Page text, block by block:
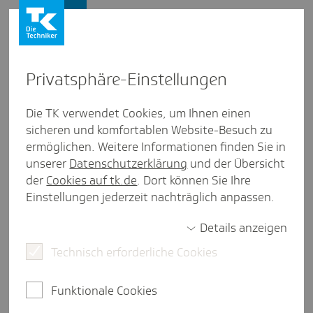
Wann Beschäf­tigte in die
gesetz­liche Kran­ken­ver­si­che­
rung zurück­kehren können
"Wer einmal in die private Krankenversicherung
(PKV) wechselt, bleibt in der PKV" - das ist nicht
2 Minuten Lesezeit
Firmenkunden Versicherung
Privat­sphäre-Einstel­lungen
Die TK verwendet Cookies, um Ihnen einen
sicheren und komfortablen Website-Besuch zu
ermöglichen. Weitere Informationen finden Sie in
unserer Datenschutzerklärung und der Übersicht
der Cookies auf tk.de. Dort können Sie Ihre
Einstellungen jederzeit nachträglich anpassen.
Details anzeigen
Technisch erforderliche Cookies
Funktionale Cookies